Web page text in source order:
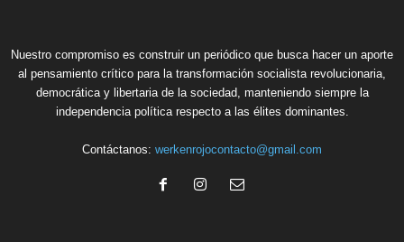
Nuestro compromiso es construir un periódico que busca hacer un aporte
al pensamiento crítico para la transformación socialista revolucionaria,
democrática y libertaria de la sociedad, manteniendo siempre la
independencia política respecto a las élites dominantes.
Contáctanos: werkenrojocontacto@gmail.com